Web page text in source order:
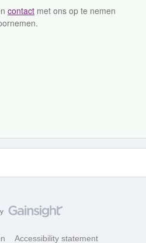
contact met ons op te nemen
Accessibility statement